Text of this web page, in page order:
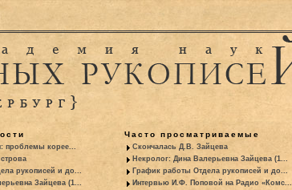
проблемы корее...
рукописей и до...
Зайцева (1...
Часто просматриваемые
Скончалась Д.В. Зайцева
Некролог: Дина Валерьевна Зайцева (1...
График работы Отдела рукописей и до...
Интервью И.Ф. Поповой на Радио «Комс...